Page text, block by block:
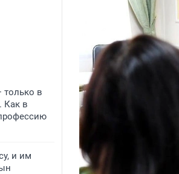
только в
Как в
и им